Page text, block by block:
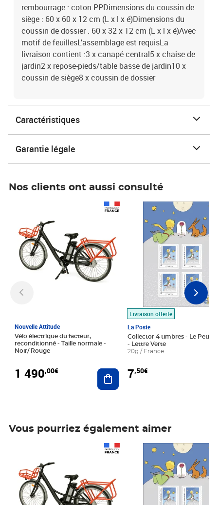
rembourrage : coton PPDimensions du coussin de
siège : 60 x 60 x 12 cm (L x l x é)Dimensions du
coussin de dossier : 60 x 32 x 12 cm (L x l x é)Avec
motif de feuillesL'assemblage est requisLa
livraison contient :3 x canapé central5 x chaise de
jardin2 x repose-pieds/table basse de jardin10 x
coussin de siège8 x coussin de dossier
Caractéristiques
Garantie légale
Nos clients ont aussi consulté
Nouvelle Attitude
Vélo électrique du facteur,
reconditionné - Taille normale -
Noir/ Rouge
1 490,00€ Ajouter au panier
Livraison offerte
La Poste
Collector 4 timbres - Le Petit
- Lettre Verte
20g / France
7,50€
Prix 7,50€
Vous pourriez également aimer
Prix 7,50€